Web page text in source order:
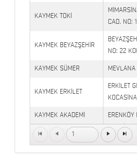
KAYMEK TOKİ
CAD. NO:
KAYMEK BEYAZŞEHİR
NO: 22
KAYMEK SÜMER
KAYMEK ERKİLET
ERKİLET
KAYMEK AKADEMİ
Petrol
Kaymek Köşk Sosyal
Köşk
1